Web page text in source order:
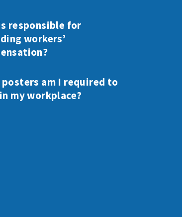
responsible for
workers’
posters am I required to
my workplace?